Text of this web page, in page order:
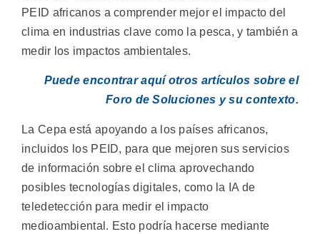
PEID africanos a comprender mejor el impacto del
clima en industrias clave como la pesca, y también a
medir los impactos ambientales.
Puede encontrar aquí otros artículos sobre el
Foro de Soluciones y su contexto.
La Cepa está apoyando a los países africanos,
incluidos los PEID, para que mejoren sus servicios
de información sobre el clima aprovechando
posibles tecnologías digitales, como la IA de
teledetección para medir el impacto
medioambiental. Esto podría hacerse mediante